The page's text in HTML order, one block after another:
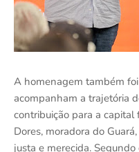
A homenagem também
acompanham a trajetória
contribuição para a
Dores, moradora do
justa e merecida.